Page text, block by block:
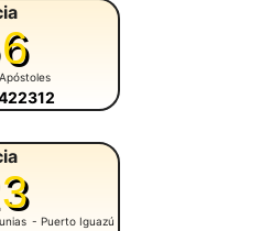
- Puerto Iguazú